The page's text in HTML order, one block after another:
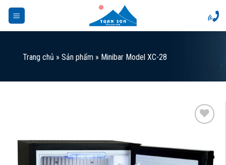
Skip
content
Trang chủ » Sản phẩm » Minibar Model XC-28
Add to
Wishlist